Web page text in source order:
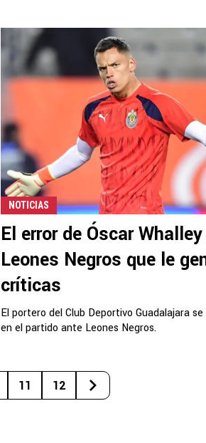
NOTICIAS
El error de Óscar
Leones Negros que le
críticas
El portero del Club Deportivo Guadalajara
en el partido ante Leones Negros.
11 12